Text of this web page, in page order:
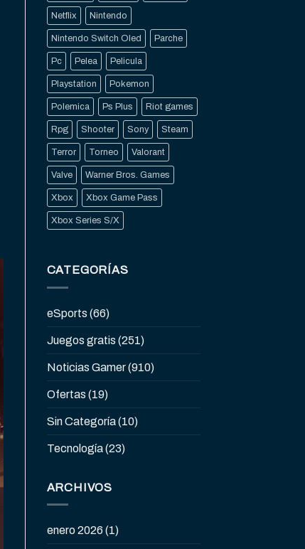
Netflix Nintendo
Nintendo Switch Oled Parche
Pc Pelea Pelicula
Playstation Pokemon
Polemica Ps Plus Riot games
Rpg Shooter Sony Steam
Terror Torneo Valorant
Valve Warner Bros. Games
Xbox Xbox Game Pass
Xbox Series S/X
CATEGORÍAS
eSports (66)
Juegos gratis (251)
Noticias Gamer(910)
Ofertas (19)
Sin Categoría(10)
Tecnología(23)
ARCHIVOS
enero 2026 (1)